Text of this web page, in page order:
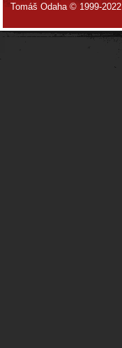
Tomáš Odaha © 1999-2022